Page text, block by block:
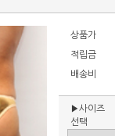
상품가
적립금
배송비
▶사이즈
선택